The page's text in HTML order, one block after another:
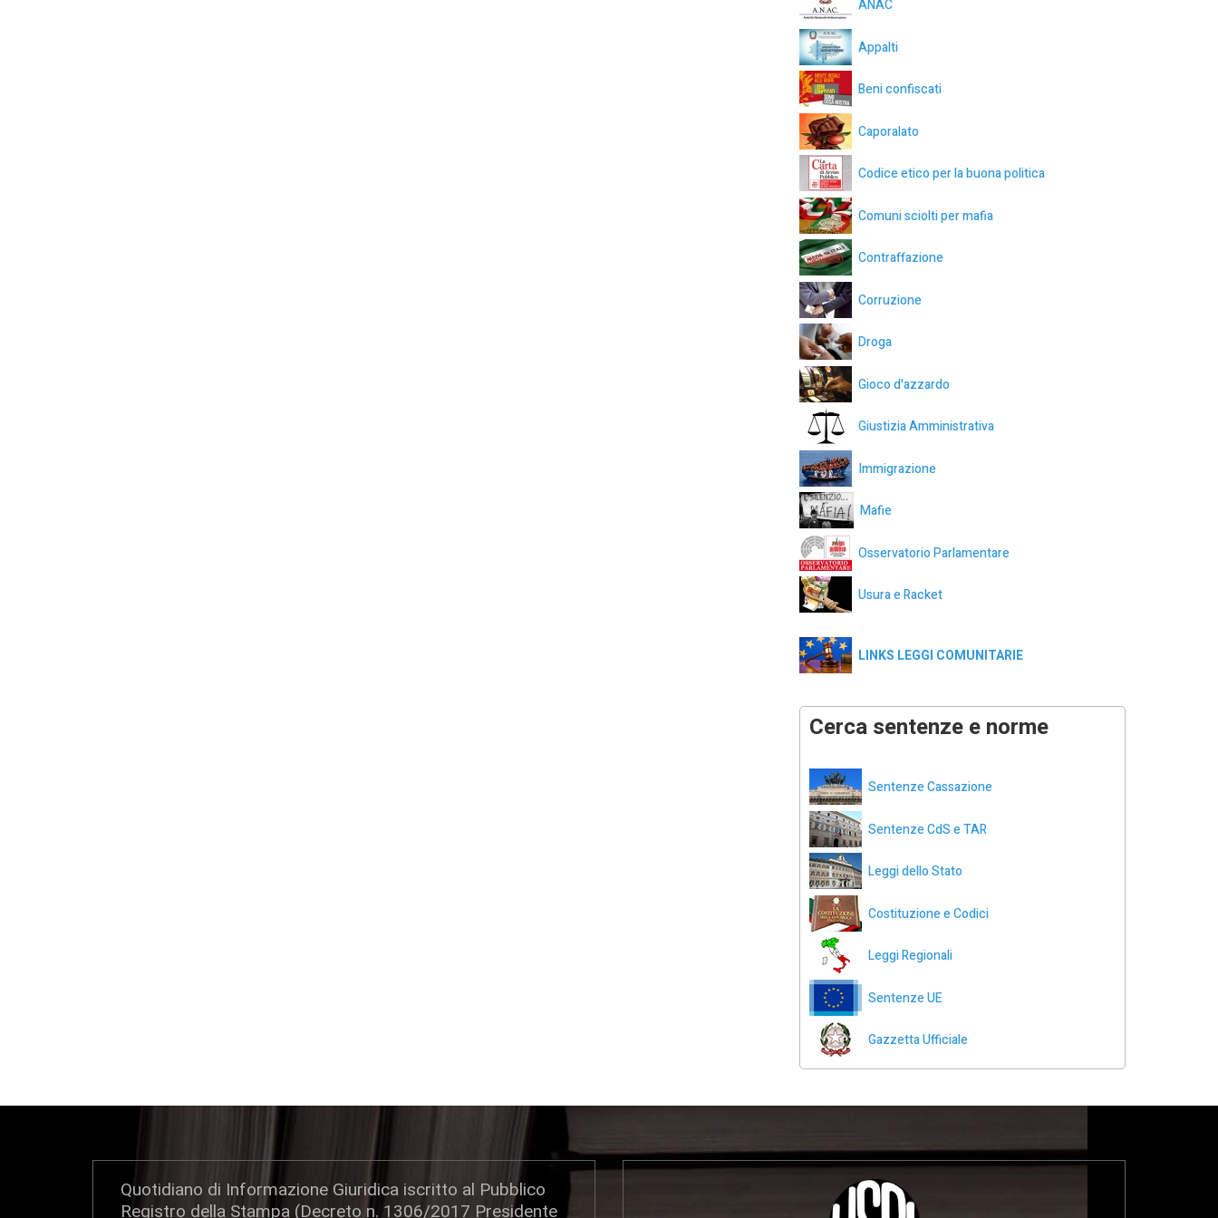
ANAC
Appalti
Beni confiscati
Caporalato
Codice etico per la buona politica
Comuni sciolti per mafia
Contraffazione
Corruzione
Droga
Gioco d'azzardo
Giustizia Amministrativa
Immigrazione
Mafie
Osservatorio Parlamentare
Usura e Racket
LINKS LEGGI COMUNITARIE
Cerca sentenze e norme
Sentenze Cassazione
Sentenze CdS e TAR
Leggi dello Stato
Costituzione e Codici
Leggi Regionali
Sentenze UE
Gazzetta Ufficiale
Quotidiano di Informazione Giuridica iscritto al Pubblico
Registro della Stampa (Decreto n. 1306/2017 Presidente